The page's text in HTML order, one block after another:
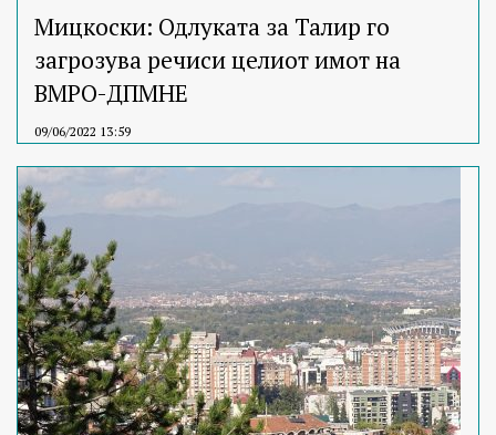
Мицкоски: Одлуката за Талир го
загрозува речиси целиот имот на
ВМРО-ДПМНЕ
09/06/2022 13:59